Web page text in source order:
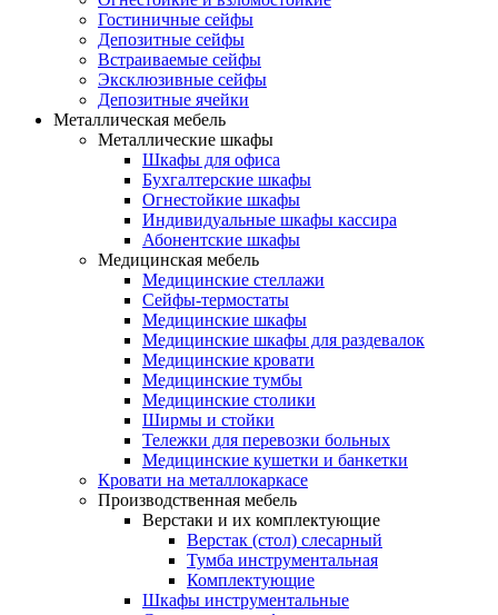
Гостиничные сейфы
Депозитные сейфы
Встраиваемые сейфы
Эксклюзивные сейфы
Депозитные ячейки
Металлическая мебель
Металлические шкафы
Шкафы для офиса
Бухгалтерские шкафы
Огнестойкие шкафы
Индивидуальные шкафы кассира
Абонентские шкафы
Медицинская мебель
Медицинские стеллажи
Сейфы-термостаты
Медицинские шкафы
Медицинские шкафы для раздевалок
Медицинские кровати
Медицинские тумбы
Медицинские столики
Ширмы и стойки
Тележки для перевозки больных
Медицинские кушетки и банкетки
Кровати на металлокаркасе
Производственная мебель
Верстаки и их комплектующие
Верстак (стол) слесарный
Тумба инструментальная
Комплектующие
Шкафы инструментальные